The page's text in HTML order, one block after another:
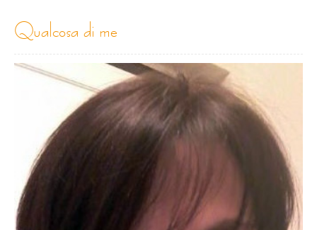
qualcosa di me